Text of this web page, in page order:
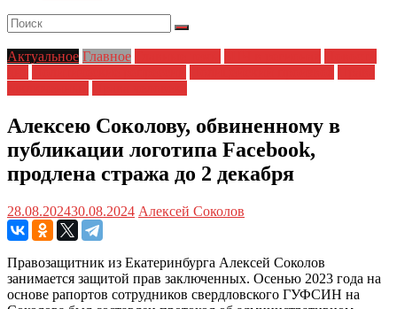
Актуальное Главное
Алексею Соколову, обвиненному в
публикации логотипа Facebook,
продлена стража до 2 декабря
28.08.202430.08.2024 Алексей Соколов
Правозащитник из Екатеринбурга Алексей Соколов
занимается защитой прав заключенных. Осенью 2023 года на
основе рапортов сотрудников свердловского ГУФСИН на